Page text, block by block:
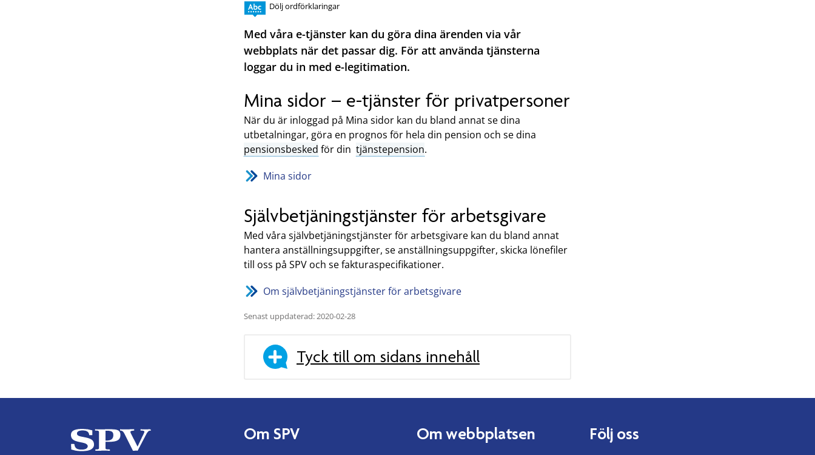
Dölj ordförklaringar
Med våra e-tjänster kan du göra dina ärenden via vår
webbplats när det passar dig. För att använda tjänsterna
loggar du in med e-legitimation.
Mina sidor – e-tjänster för privatpersoner
När du är inloggad på Mina sidor kan du bland annat se dina
utbetalningar, göra en prognos för hela din pension och se dina
pensionsbesked för din tjänstepension.
Mina sidor
Självbetjäningstjänster för arbetsgivare
Med våra självbetjäningstjänster för arbetsgivare kan du bland annat
hantera anställningsuppgifter, se anställningsuppgifter, skicka lönefiler
till oss på SPV och se fakturaspecifikationer.
Om självbetjäningstjänster för arbetsgivare
Senast uppdaterad: 2020-02-28
Tyck till om sidans innehåll
Om SPV Om webbplatsen Följ oss